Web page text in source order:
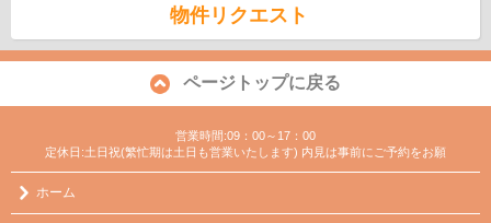
物件リクエスト
ページトップに戻る
営業時間:09：00～17：00
定休日:土日祝(繁忙期は土日も営業いたします) 内見は事前にご予約をお願
ホーム